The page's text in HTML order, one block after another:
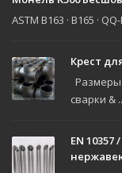
ASTM B163 · B165 ·
Крест
Размеры
сварки &
EN